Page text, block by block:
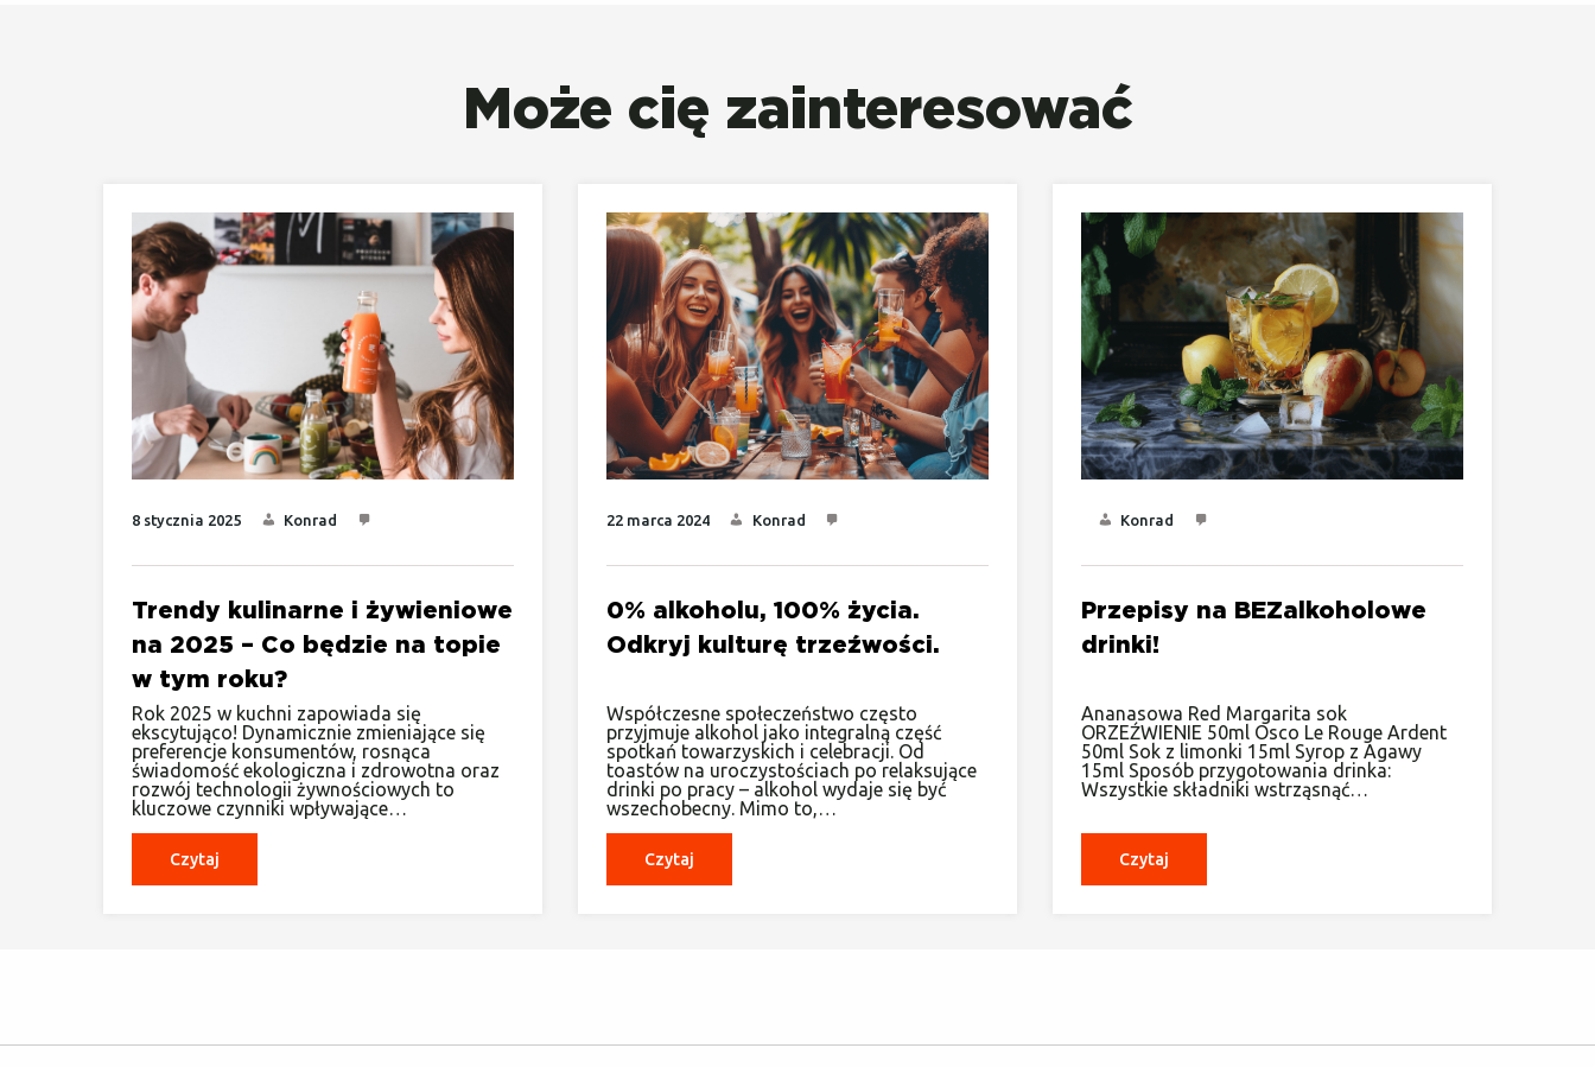
Może cię zainteresować
8 stycznia 2025 Konrad
Trendy kulinarne i żywieniowe
na 2025 – Co będzie na topie
w tym roku?
Rok 2025 w kuchni zapowiada się
ekscytująco! Dynamicznie zmieniające się
preferencje konsumentów, rosnąca
świadomość ekologiczna i zdrowotna oraz
rozwój technologii żywnościowych to
kluczowe czynniki wpływające…
Czytaj
22 marca 2024 Konrad
0% alkoholu, 100% życia.
Odkryj kulturę trzeźwości.
Współczesne społeczeństwo często
przyjmuje alkohol jako integralną część
spotkań towarzyskich i celebracji. Od
toastów na uroczystościach po relaksujące
drinki po pracy – alkohol wydaje się być
wszechobecny. Mimo to,…
Czytaj
Konrad
Przepisy na BEZalkoholowe
drinki!
Ananasowa Red Margarita sok
ORZEŹWIENIE 50ml Osco Le Rouge Ardent
50ml Sok z limonki 15ml Syrop z Agawy
15ml Sposób przygotowania drinka:
Wszystkie składniki wstrząsnąć…
Czytaj